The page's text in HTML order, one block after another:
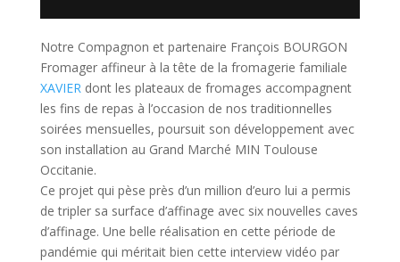
Notre Compagnon et partenaire François BOURGON
Fromager affineur à la tête de la fromagerie familiale
XAVIERdont les plateaux de fromages accompagnent
les fins de repas à l’occasion de nos traditionnelles
soirées mensuelles, poursuit son développement avec
son installation au Grand Marché MIN Toulouse
Occitanie.
Ce projet qui pèse près d’un million d’euro lui a permis
de tripler sa surface d’affinage avec six nouvelles caves
d’affinage. Une belle réalisation en cette période de
pandémie qui méritait bien cette interview vidéo par